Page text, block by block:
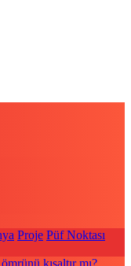
Proje Püf Noktası